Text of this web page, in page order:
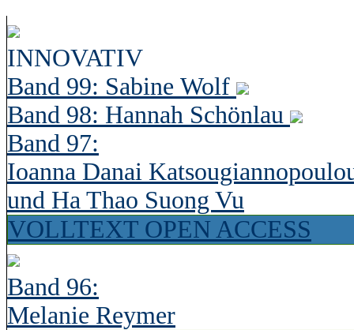
INNOVATIV
Band 99: Sabine Wolf
Band 98: Hannah Schönlau
Band 97:
Ioanna Danai
und Ha Thao Suong Vu
VOLLTEXT OPEN ACCESS
Band 96:
Melanie Reymer